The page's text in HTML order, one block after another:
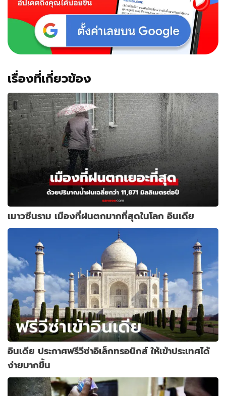
เรื่องที่เกี่ยวข้อง
เมาวซีนราม เมืองที่ฝนตกมากที่สุดในโลก อินเดีย
อินเดีย ประกาศฟรีวีซ่าอิเล็กทรอนิกส์ ให้เข้าประเทศได้
ง่ายมากขึ้น